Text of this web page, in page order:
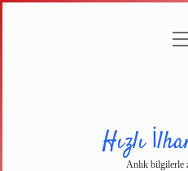
Hızlı
Anlık bilgilerle